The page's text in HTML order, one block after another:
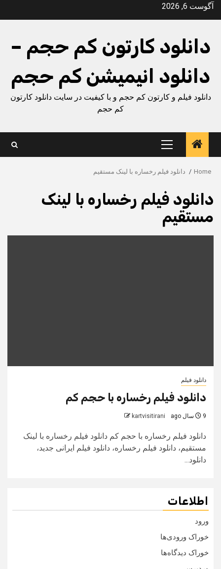
Skipآگوست 6, 2026
دانلود کارتون کم حجم –
دانلود انیمیشن کم حجم
دانلود فیلم و کارتون کم حجم و با کیفیت در سایت دانلود کارتون
کم حجم
Primary
Menu
Home دانلود فیلم رخساره با لینک مستقیم
دانلود فیلم رخساره با لینک
مستقیم
دانلود فیلم
دانلود فیلم رخساره با حجم کم
9 سال ago kartvisitirani
دانلود فیلم رخساره با حجم کم دانلود فیلم رخساره با لینک
مستقیم، دانلود فیلم رخساره، دانلود فیلم ایرانی جدید،
دانلود...
اطلاعات
ورود
خوراک ورودی‌ها
خوراک دیدگاه‌ها